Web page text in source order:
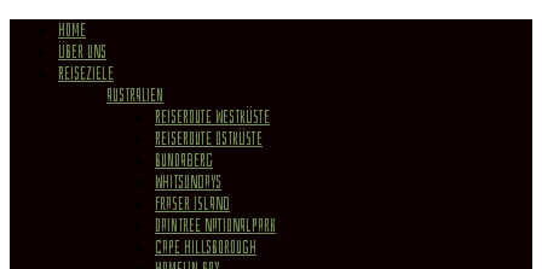
HOME
ÜBER UNS
REISEZIELE
Australien
Reiseroute Westküste
Reiseroute Ostküste
Bundaberg
Whitsundays
Fraser Island
Daintree Nationalpark
Cape Hillsborough